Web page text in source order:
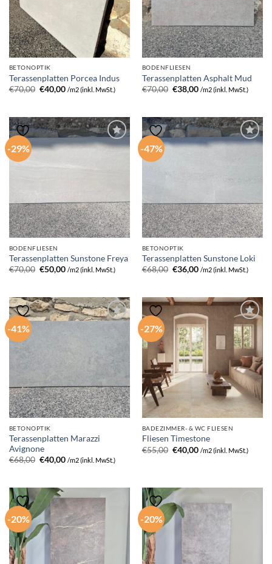
BETONOPTIK
Terassenplatten Porcea Indus
€70,00 Ursprünglicher
Preis
€40,00Aktueller
Preis
/m2 (inkl. MwSt.)
BODENFLIESEN
Terassenplatten Asphalt Mud
€70,00 Ursprünglicher
Preis
€38,00Aktueller
Preis
/m2 (inkl. MwSt.)
-29%
BODENFLIESEN
Terassenplatten Sunstone Freya
€70,00 Ursprünglicher
Preis
€50,00Aktueller
Preis
/m2 (inkl. MwSt.)
-47%
BETONOPTIK
Terassenplatten Sunstone Loki
€68,00 Ursprünglicher
Preis
€36,00Aktueller
Preis
/m2 (inkl. MwSt.)
-41%
BETONOPTIK
Terassenplatten Marazzi
Avignone
€68,00 Ursprünglicher
Preis
€40,00Aktueller
Preis
/m2 (inkl. MwSt.)
-27%
BADEZIMMER- & WC FLIESEN
Fliesen Timestone
€55,00 Ursprünglicher
Preis
€40,00Aktueller
Preis
/m2 (inkl. MwSt.)
-20% -20%